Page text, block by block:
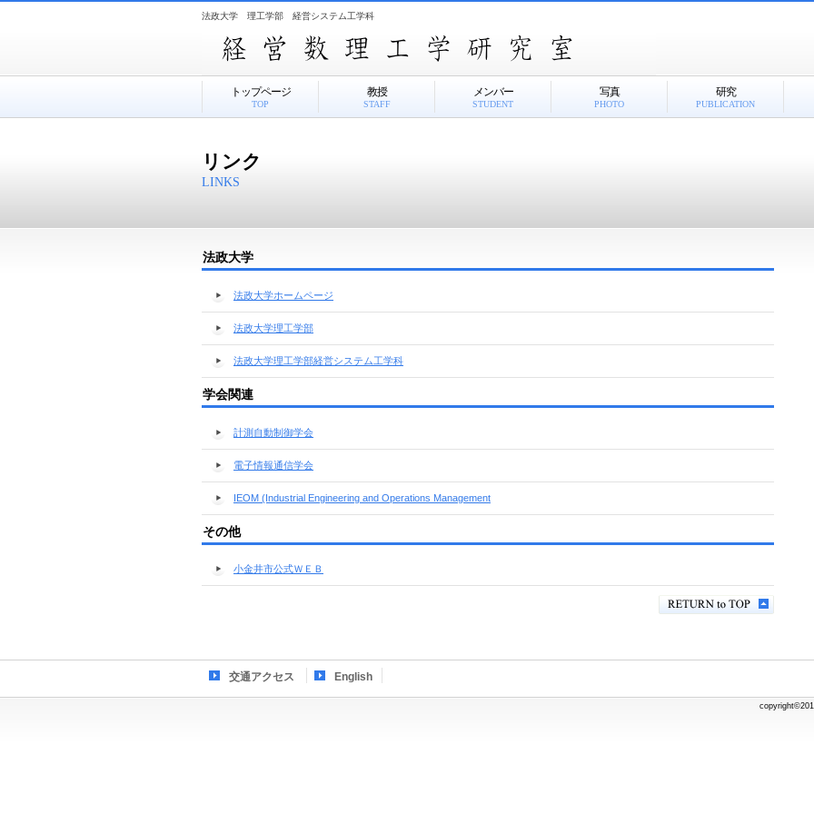
法政大学 理工学部 経営システム工学科
リンク
LINKS
法政大学
法政大学ホームページ
法政大学理工学部
法政大学理工学部経営システム工学科
学会関連
計測自動制御学会
電子情報通信学会
IEOM (Industrial Engineering and Operations Management
その他
小金井市公式ＷＥＢ
トップページ
TOP
教授
STAFF
メンバー
STUDENT
写真
PHOTO
研究
PUBLICATION
交通アクセス English